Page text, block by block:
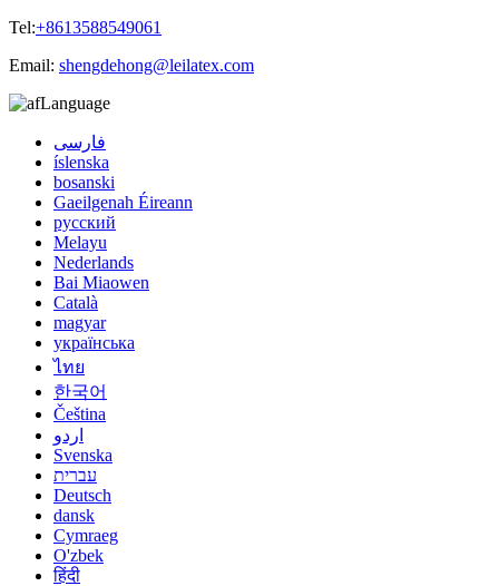
Tel:+8613588549061
Email: shengdehong@leilatex.com
Language
فارسی
íslenska
bosanski
Gaeilgenah Éireann
русский
Melayu
Nederlands
Bai Miaowen
Català
magyar
українська
ไทย
한국어
Čeština
اردو
Svenska
עברית
Deutsch
dansk
Cymraeg
O'zbek
हिंदी